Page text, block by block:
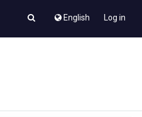
English Log in